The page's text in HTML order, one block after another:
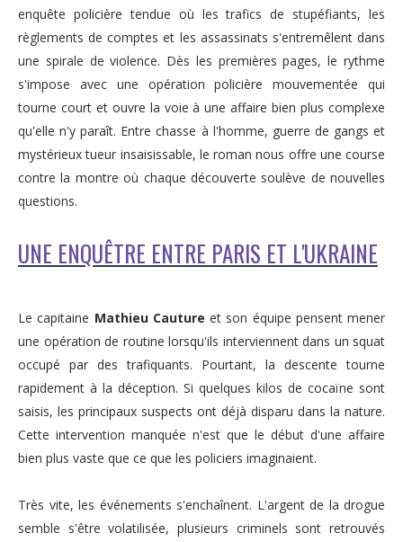
enquête policière tendue où les trafics de stupéfiants, les
règlements de comptes et les assassinats s'entremêlent dans
une spirale de violence. Dès les premières pages, le rythme
s'impose avec une opération policière mouvementée qui
tourne court et ouvre la voie à une affaire bien plus complexe
qu'elle n'y paraît. Entre chasse à l'homme, guerre de gangs et
mystérieux tueur insaisissable, le roman nous offre une course
contre la montre où chaque découverte soulève de nouvelles
questions.
UNE ENQUÊTRE ENTRE PARIS ET L'UKRAINE
Le capitaine Mathieu Cauture et son équipe pensent mener
une opération de routine lorsqu'ils interviennent dans un squat
occupé par des trafiquants. Pourtant, la descente tourne
rapidement à la déception. Si quelques kilos de cocaïne sont
saisis, les principaux suspects ont déjà disparu dans la nature.
Cette intervention manquée n'est que le début d'une affaire
bien plus vaste que ce que les policiers imaginaient.
Très vite, les événements s'enchaînent. L'argent de la drogue
semble s'être volatilisée, plusieurs criminels sont retrouvés